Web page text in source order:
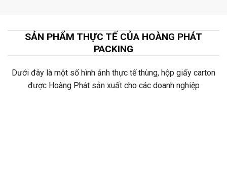
SẢN PHẨM THỰC TẾ CỦA HOÀNG PHÁT
PACKING
Dưới đây là một số hình ảnh thực tế thùng, hộp giấy carton
được Hoàng Phát sản xuất cho các doanh nghiệp